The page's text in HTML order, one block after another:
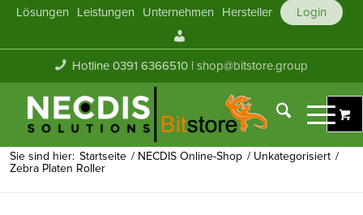
Lösungen Leistungen Unternehmen Hersteller
Login
Konto
Hotline 0391 6366510 |shop@bitstore.group
Sie sind hier: Startseite / NECDIS Online-Shop / Unkategorisiert /
Zebra Platen Roller